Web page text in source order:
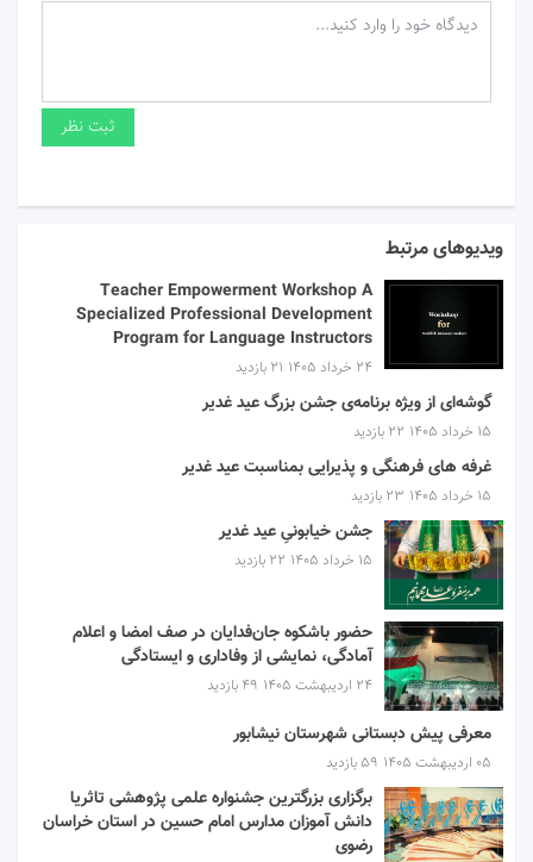
ویدیوهای مرتبط
Teacher Empowerment Workshop A
Specialized Professional Development
Program for Language Instructors
۲۴ خرداد ۱۴۰۵ 21 بازدید
گوشه‌ای از ویژه برنامه‌ی جشن بزرگ عید غدیر
۱۵ خرداد ۱۴۰۵ 22 بازدید
غرفه های فرهنگی و پذیرایی بمناسبت عید غدیر
۱۵ خرداد ۱۴۰۵ 23 بازدید
جشن خیابونیِ عید غدیر
۱۵ خرداد ۱۴۰۵ 22 بازدید
حضور باشکوه جان‌فدایان در صف امضا و اعلام
آمادگی، نمایشی از وفاداری و ایستادگی
۲۴ اردیبهشت ۱۴۰۵ 49 بازدید
معرفی پیش دبستانی شهرستان نیشابور
۰۵ اردیبهشت ۱۴۰۵ 59 بازدید
برگزاری بزرگترین جشنواره علمی پژوهشی تاثریا
دانش آموزان مدارس امام حسین در استان خراسان
رضوی